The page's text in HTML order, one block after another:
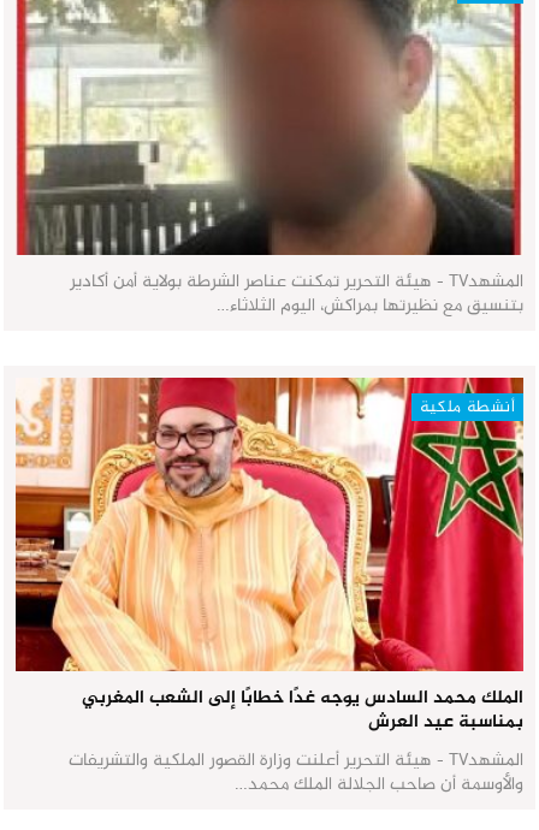
المشهدTV - هيئة التحرير تمكنت عناصر الشرطة بولاية أمن أكادير
بتنسيق مع نظيرتها بمراكش، اليوم الثلاثاء…
أنشطة ملكية
الملك محمد السادس يوجه غدًا خطابًا إلى الشعب المغربي
بمناسبة عيد العرش
المشهدTV - هيئة التحرير أعلنت وزارة القصور الملكية والتشريفات
والأوسمة أن صاحب الجلالة الملك محمد…